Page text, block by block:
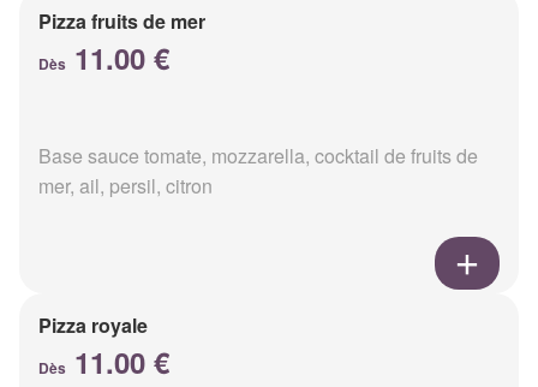
Pizza fruits de mer
Dès 11.00 €
Base sauce tomate, mozzarella, cocktail de fruits de
mer, ail, persil, citron
Pizza royale
Dès 11.00 €